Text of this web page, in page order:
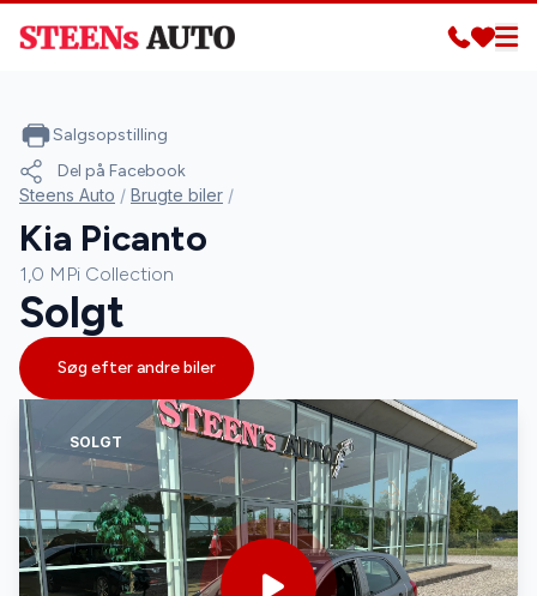
SOLGT
Salgsopstilling
Del på Facebook
Steens Auto / Brugte biler /
Kia Picanto
1,0 MPi Collection
Solgt
Søg efter andre biler